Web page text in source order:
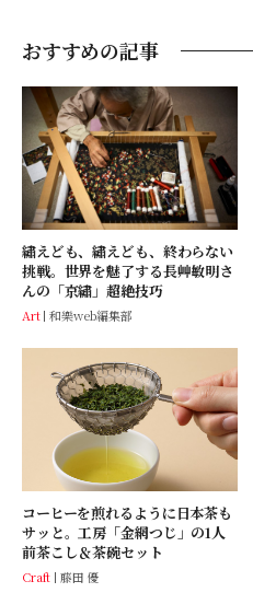
おすすめの記事
繡えども、繡えども、終わらない
挑戦。世界を魅了する長艸敏明さ
んの「京繡」超絶技巧
Art 和樂web編集部
コーヒーを煎れるように日本茶も
サッと。工房「金網つじ」の1人
前茶こし＆茶碗セット
Craft 藤田 優